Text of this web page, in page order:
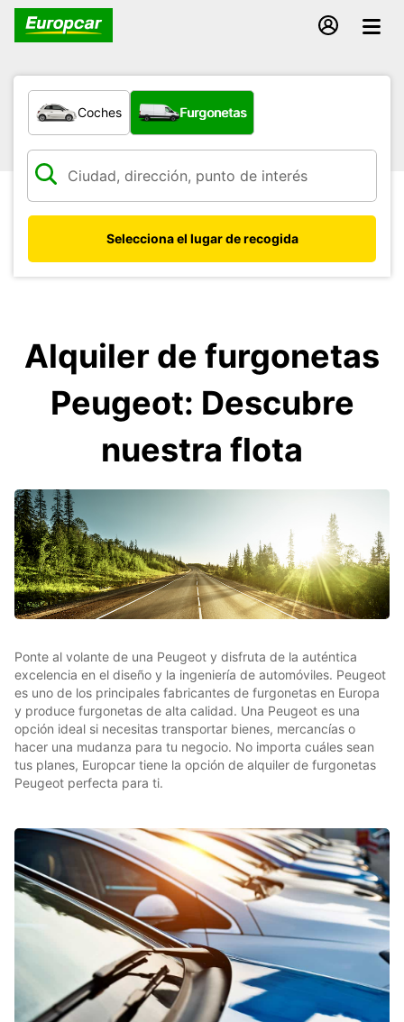
¿Qué tipo de vehículo?
Coches Furgonetas
Selecciona el lugar de recogida
Alquiler de furgonetas
Peugeot: Descubre
nuestra flota
Ponte al volante de una Peugeot y disfruta de la auténtica
excelencia en el diseño y la ingeniería de automóviles. Peugeot
es uno de los principales fabricantes de furgonetas en Europa
y produce furgonetas de alta calidad. Una Peugeot es una
opción ideal si necesitas transportar bienes, mercancías o
hacer una mudanza para tu negocio. No importa cuáles sean
tus planes, Europcar tiene la opción de alquiler de furgonetas
Peugeot perfecta para ti.